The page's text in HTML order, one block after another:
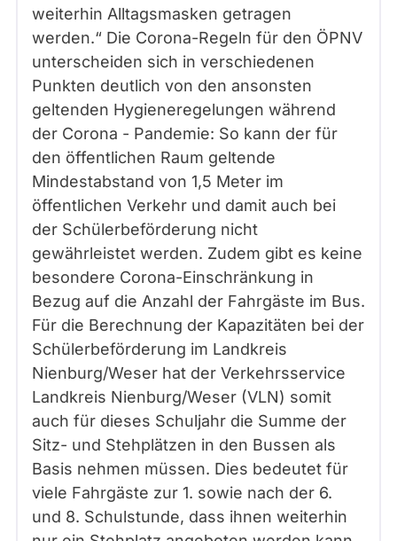
weiterhin Alltagsmasken getragen
werden.“ Die Corona-Regeln für den ÖPNV
unterscheiden sich in verschiedenen
Punkten deutlich von den ansonsten
geltenden Hygieneregelungen während
der Corona - Pandemie: So kann der für
den öffentlichen Raum geltende
Mindestabstand von 1,5 Meter im
öffentlichen Verkehr und damit auch bei
der Schülerbeförderung nicht
gewährleistet werden. Zudem gibt es keine
besondere Corona-Einschränkung in
Bezug auf die Anzahl der Fahrgäste im Bus.
Für die Berechnung der Kapazitäten bei der
Schülerbeförderung im Landkreis
Nienburg/Weser hat der Verkehrsservice
Landkreis Nienburg/Weser (VLN) somit
auch für dieses Schuljahr die Summe der
Sitz- und Stehplätzen in den Bussen als
Basis nehmen müssen. Dies bedeutet für
viele Fahrgäste zur 1. sowie nach der 6.
und 8. Schulstunde, dass ihnen weiterhin